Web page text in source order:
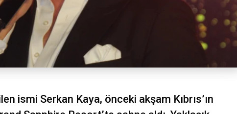
ismi Serkan Kaya, önceki akşam Kıbrıs’ın